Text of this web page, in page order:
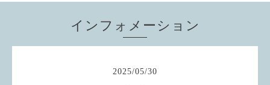
インフォメーション
2025/05/30